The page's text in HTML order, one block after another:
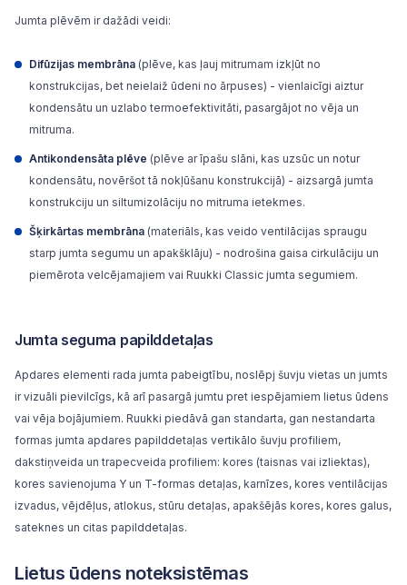
Jumta plēvēm ir dažādi veidi:
Difūzijas membrāna (plēve, kas ļauj mitrumam izkļūt no
konstrukcijas, bet neielaiž ūdeni no ārpuses) - vienlaicīgi aiztur
kondensātu un uzlabo termoefektivitāti, pasargājot no vēja un
mitruma.
Antikondensāta plēve (plēve ar īpašu slāni, kas uzsūc un notur
kondensātu, novēršot tā nokļūšanu konstrukcijā) - aizsargā jumta
konstrukciju un siltumizolāciju no mitruma ietekmes.
Šķirkārtas membrāna (materiāls, kas veido ventilācijas spraugu
starp jumta segumu un apakšklāju) - nodrošina gaisa cirkulāciju un
piemērota velcējamajiem vai Ruukki Classic jumta segumiem.
Jumta seguma papilddetaļas
Apdares elementi rada jumta pabeigtību, noslēpj šuvju vietas un jumts
ir vizuāli pievilcīgs, kā arī pasargā jumtu pret iespējamiem lietus ūdens
vai vēja bojājumiem. Ruukki piedāvā gan standarta, gan nestandarta
formas jumta apdares papilddetaļas vertikālo šuvju profiliem,
dakstiņveida un trapecveida profiliem: kores (taisnas vai izliektas),
kores savienojuma Y un T-formas detaļas, karnīzes, kores ventilācijas
izvadus, vējdēļus, atlokus, stūru detaļas, apakšējās kores, kores galus,
sateknes un citas papilddetaļas.
Lietus ūdens noteksistēmas